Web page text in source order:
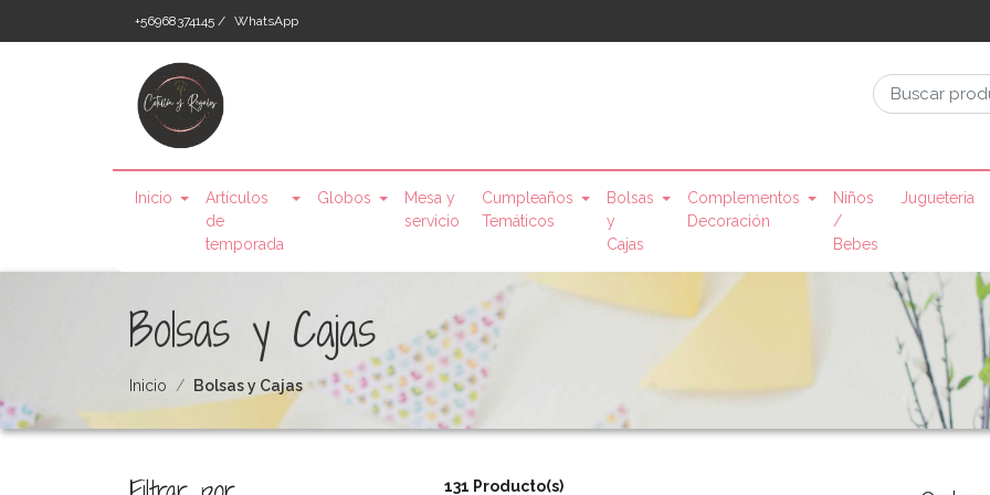
+56968374145 / WhatsApp
Inicio
Artículos
de
temporada
Globos
Mesa y
servicio
Cumpleaños
Temáticos
Bolsas
y
Cajas
Complementos
Decoración
Niños
/
Bebes
Jugueteria
Bolsas y Cajas
Inicio Bolsas y Cajas
131 Producto(s)